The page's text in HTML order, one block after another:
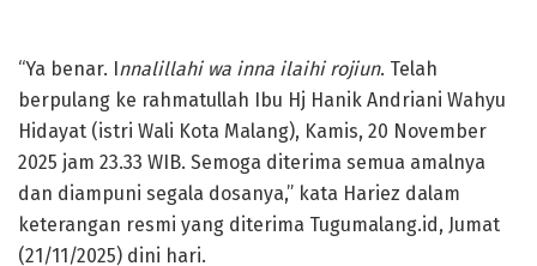
“Ya benar. Innalillahi wa inna ilaihi rojiun. Telah
berpulang ke rahmatullah Ibu Hj Hanik Andriani Wahyu
Hidayat (istri Wali Kota Malang), Kamis, 20 November
2025 jam 23.33 WIB. Semoga diterima semua amalnya
dan diampuni segala dosanya,” kata Hariez dalam
keterangan resmi yang diterima Tugumalang.id, Jumat
(21/11/2025) dini hari.